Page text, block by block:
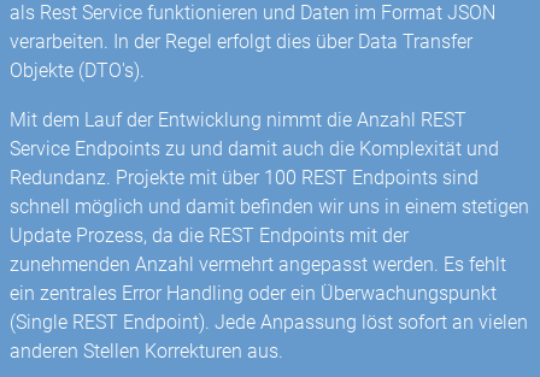
als Rest Service funktionieren und Daten im Format JSON
verarbeiten. In der Regel erfolgt dies über Data Transfer
Objekte (DTO's).
Mit dem Lauf der Entwicklung nimmt die Anzahl REST
Service Endpoints zu und damit auch die Komplexität und
Redundanz. Projekte mit über 100 REST Endpoints sind
schnell möglich und damit befinden wir uns in einem stetigen
Update Prozess, da die REST Endpoints mit der
zunehmenden Anzahl vermehrt angepasst werden. Es fehlt
ein zentrales Error Handling oder ein Überwachungspunkt
(Single REST Endpoint). Jede Anpassung löst sofort an vielen
anderen Stellen Korrekturen aus.